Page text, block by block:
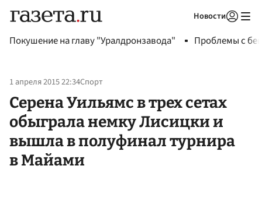
Новости
Покушение на главу "Уралдронзавода" Проблемы с
1 апреля 2015 22:34Спорт
Серена Уильямс в трех сетах
обыграла немку Лисицки и
вышла в полуфинал турнира
в Майами